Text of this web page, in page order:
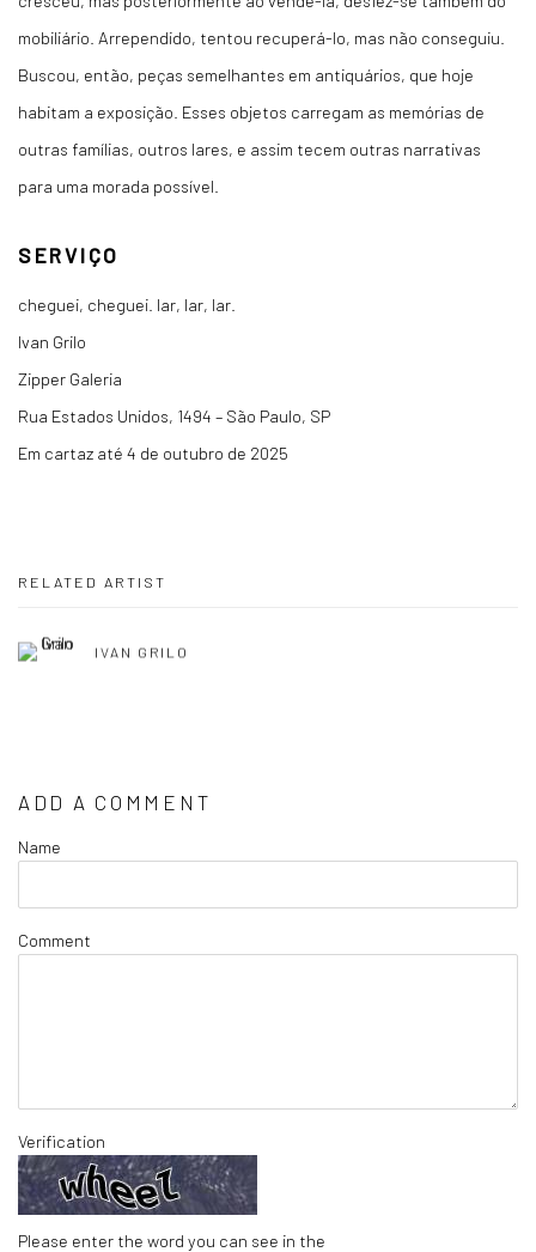
mobiliário. Arrependido, tentou recuperá-lo, mas não conseguiu.
Buscou, então, peças semelhantes em antiquários, que hoje
habitam a exposição. Esses objetos carregam as memórias de
outras famílias, outros lares, e assim tecem outras narrativas
para uma morada possível.
SERVIÇO
cheguei, cheguei. lar, lar, lar.
Ivan Grilo
Zipper Galeria
Rua Estados Unidos, 1494 – São Paulo, SP
Em cartaz até 4 de outubro de 2025
RELATED ARTIST
IVAN GRILO
ADD A COMMENT
Name
Comment
Verification
Please enter the word you can see in the